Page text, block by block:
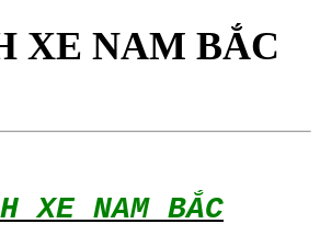
XE NAM BẮC
XE NAM BẮC